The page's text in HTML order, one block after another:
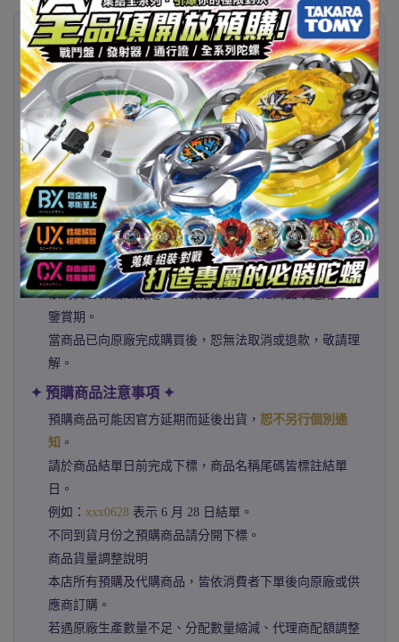
✦ 代購已發售商品 ✦
400% & 500% 下單後約2–3 週抵台
1000% 下單後約4–5 週
抵台
本商品為代購性質，將依照訂單向海外廠商下單購買。
若遇原廠缺貨、配額不足或其他不可控因素導致代購失
敗，
本店將主動通知並協助取消訂單，並辦理全額退款，敬請
理解。
本商品為「代購服務」，係依您的指定向海外廠商下單購
買，
並非本店既有庫存商品。
依消費者保護法規定，此類代購／客製化商品不適用七天
鑒賞期。
當商品已向原廠完成購買後，恕無法取消或退款，敬請理
解。
✦ 預購商品注意事項 ✦
預購商品可能因官方延期而延後出貨， 恕不另行個別通
知 。
請於商品結單日前完成下標，商品名稱尾碼皆標註結單
日。
例如： xxx0628 表示 6 月 28 日結單。
不同到貨月份之預購商品請分開下標。
商品貨量調整說明
本店所有預購及代購商品，皆依消費者下單後向原廠或供
應商訂購。
若遇原廠生產數量不足、分配數量縮減、代理商配額調整